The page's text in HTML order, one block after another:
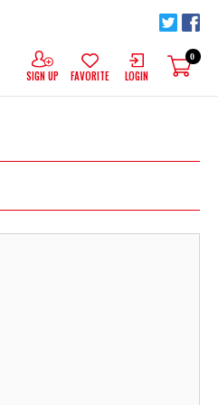
SIGN UP FAVORITE LOGIN
0